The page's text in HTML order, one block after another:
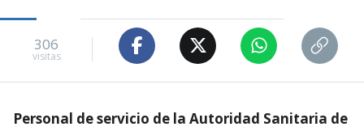
306
visitas
Personal de servicio de la Autoridad Sanitaria de